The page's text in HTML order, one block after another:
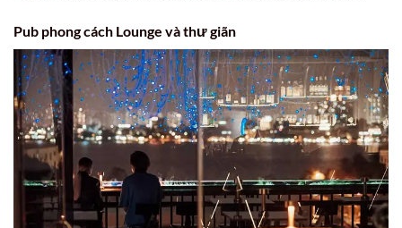
Pub phong cách Lounge và thư giãn